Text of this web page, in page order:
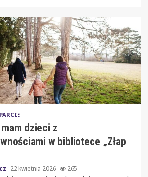
dzieci z
w bibliotece „Złap
22 kwietnia 2026 265